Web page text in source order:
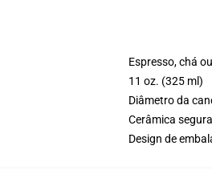
Espresso, chá
11 oz. (325 ml)
Diâmetro da
Cerâmica
Design de